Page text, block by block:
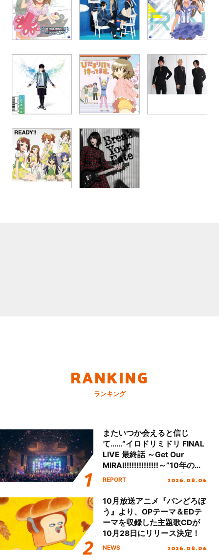
RANKING
ランキング
またいつか会えると信じ
て……“イロドリミドリ FINAL
LIVE 最終話 ～Get Our
MIRAI!!!!!!!!!!!!!!～”10年の活
動を経てファイナルを迎える
REPORT 2026.08.06
10月放送アニメ『パンどろぼ
う』より、OPテーマ＆EDテ
ーマを収録した主題歌CDが
10月28日にリリース決定！
NEWS 2026.08.06